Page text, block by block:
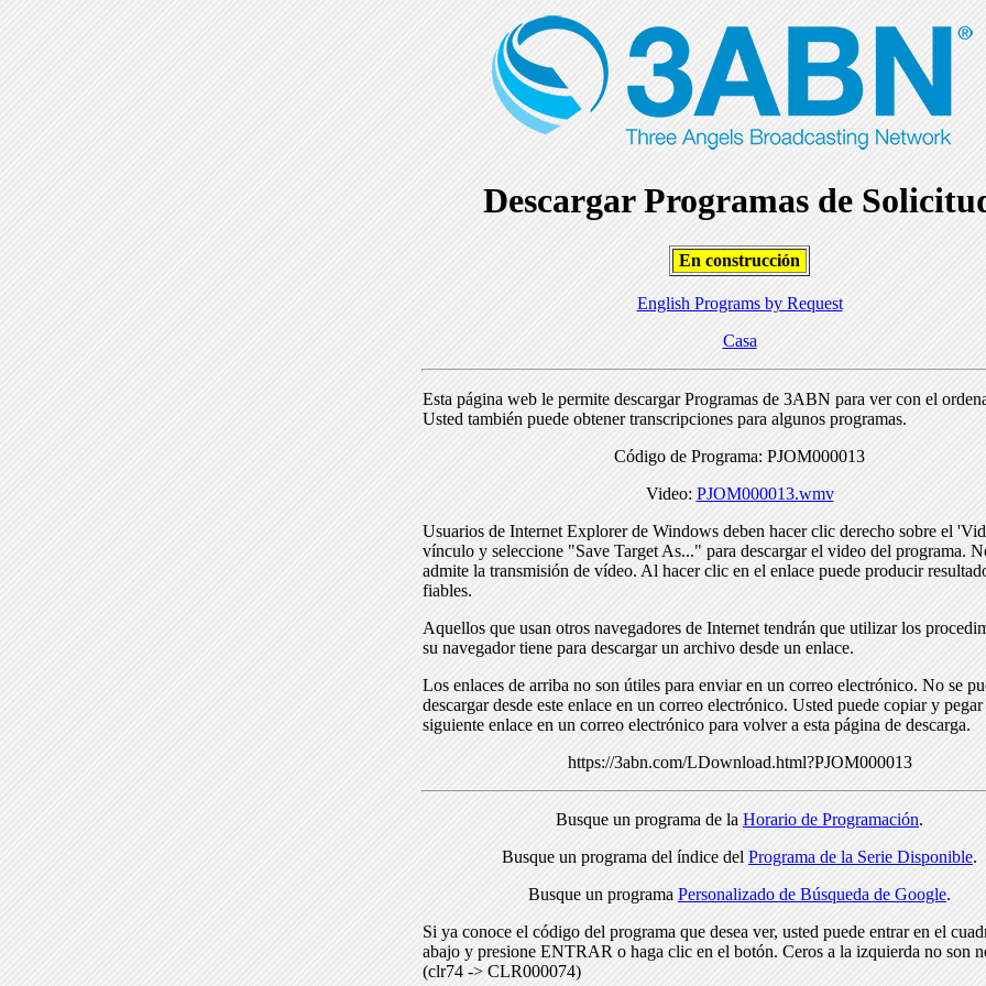
Descargar Programas de
En construcción
English Programs by Request
Casa
Esta página web le permite descargar Programas de 3ABN para ver con el
Usted también puede obtener transcripciones para algunos programas.
Código de Programa: PJOM000013
Video: PJOM000013.wmv
Usuarios de Internet Explorer de Windows deben hacer clic derecho sobre el
vínculo y seleccione "Save Target As..." para descargar el video del programa.
admite la transmisión de vídeo. Al hacer clic en el enlace puede producir
fiables.
Aquellos que usan otros navegadores de Internet tendrán que utilizar los
su navegador tiene para descargar un archivo desde un enlace.
Los enlaces de arriba no son útiles para enviar en un correo electrónico. No se
descargar desde este enlace en un correo electrónico. Usted puede copiar y pegar
siguiente enlace en un correo electrónico para volver a esta página de descarga.
https://3abn.com/LDownload.html?PJOM000013
Busque un programa de la Horario de Programación.
Busque un programa del índice del Programa de la Serie Disponible.
Busque un programa Personalizado de Búsqueda de Google.
Si ya conoce el código del programa que desea ver, usted puede entrar en el
abajo y presione ENTRAR o haga clic en el botón. Ceros a la izquierda no son
(clr74 -> CLR000074)